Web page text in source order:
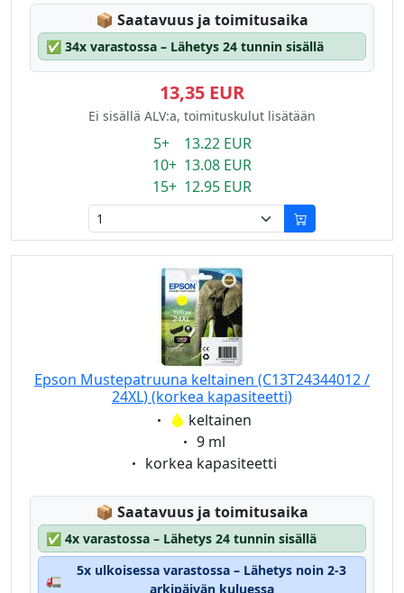
📦 Lagerstatus:
Saatavuus ja toimitusaika
✅ 34x varastossa – Lähetys 24 tunnin sisällä
13,35 EUR
Ei sisällä ALV:a, toimituskulut lisätään
5+ 13.22 EUR
10+ 13.08 EUR
15+ 12.95 EUR
Epson Mustepatruuna keltainen (C13T24344012 /
24XL) (korkea kapasiteetti)
Eigenschaft:
keltainen
Eigenschaft:
9 ml
Eigenschaft:
korkea kapasiteetti
📦 Lagerstatus:
Saatavuus ja toimitusaika
✅ 4x varastossa – Lähetys 24 tunnin sisällä
🚛
5x ulkoisessa varastossa – Lähetys noin 2-3
arkipäivän kuluessa